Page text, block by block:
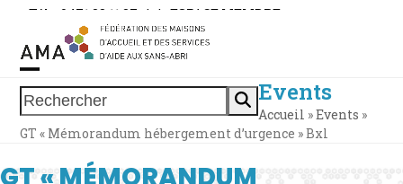
Skip
content
Tél. : 0471 38 11 37 | | ESPACE MEMBRE
Rechercher
Open
mobile
Close
mobile
Events
Accueil »Events »
GT « Mémorandum hébergement d’urgence » Bxl